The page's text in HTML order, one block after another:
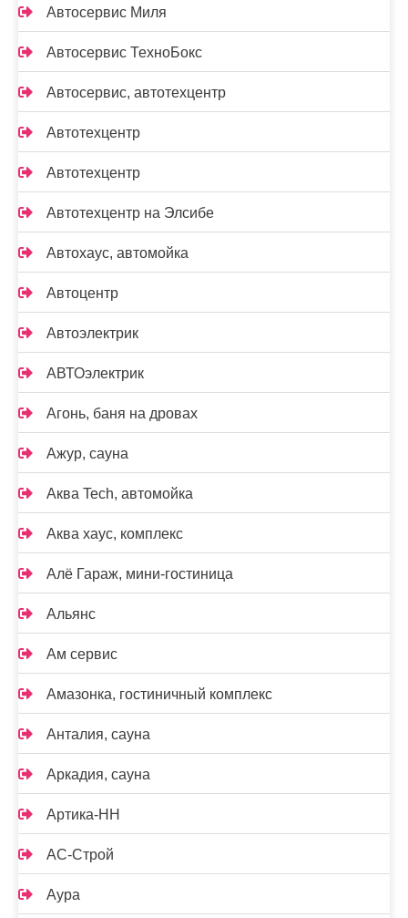
Автосервис Миля
Автосервис ТехноБокс
Автосервис, автотехцентр
Автотехцентр
Автотехцентр
Автотехцентр на Элсибе
Автохаус, автомойка
Автоцентр
Автоэлектрик
АВТОэлектрик
Агонь, баня на дровах
Ажур, сауна
Аква Tech, автомойка
Аква хаус, комплекс
Алё Гараж, мини-гостиница
Альянс
Ам сервис
Амазонка, гостиничный комплекс
Анталия, сауна
Аркадия, сауна
Артика-НН
АС-Строй
Аура